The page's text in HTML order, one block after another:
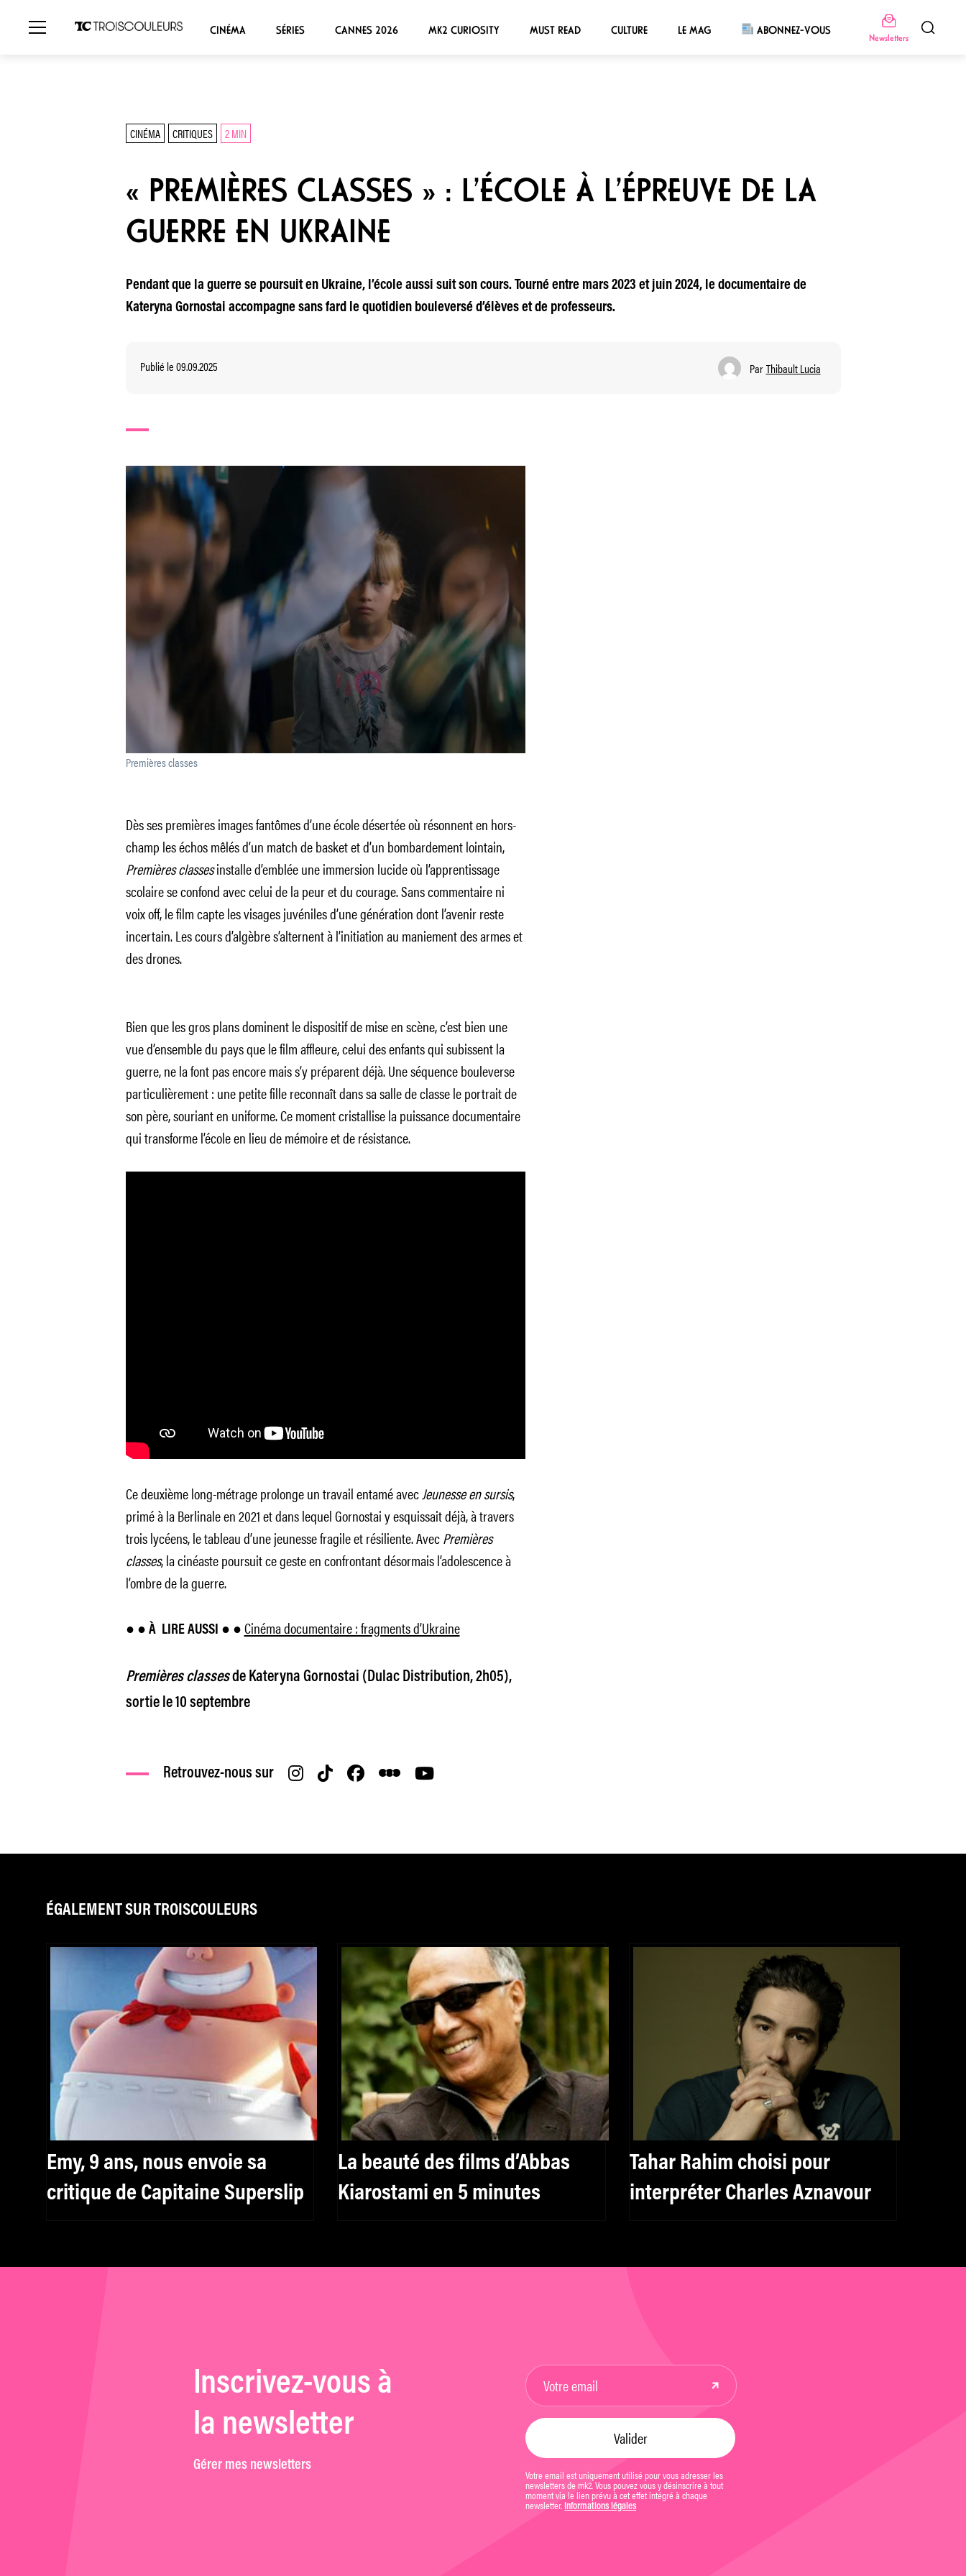
CINÉMA SÉRIES CANNES 2026 MK2 CURIOSITY MUST READ CULTURE LE MAG ABONNEZ-VOUS
Newsletters
CINÉMA CRITIQUES 2 MIN
« PREMIÈRES CLASSES » : L’ÉCOLE À L’ÉPREUVE DE LA
GUERRE EN UKRAINE
Pendant que la guerre se poursuit en Ukraine, l’école aussi suit son cours. Tourné entre mars 2023 et juin 2024, le documentaire de
Kateryna Gornostai accompagne sans fard le quotidien bouleversé d’élèves et de professeurs.
Publié le 09.09.2025 Par Thibault Lucia
Premières classes
Dès ses premières images fantômes d’une école désertée où résonnent en hors-
champ les échos mêlés d’un match de basket et d’un bombardement lointain,
Premières classesinstalle d’emblée une immersion lucide où l’apprentissage
scolaire se confond avec celui de la peur et du courage. Sans commentaire ni
voix off, le film capte les visages juvéniles d’une génération dont l’avenir reste
incertain. Les cours d’algèbre s’alternent à l’initiation au maniement des armes et
des drones.
Bien que les gros plans dominent le dispositif de mise en scène, c’est bien une
vue d’ensemble du pays que le film affleure, celui des enfants qui subissent la
guerre, ne la font pas encore mais s’y préparent déjà. Une séquence bouleverse
particulièrement : une petite fille reconnaît dans sa salle de classe le portrait de
son père, souriant en uniforme. Ce moment cristallise la puissance documentaire
qui transforme l’école en lieu de mémoire et de résistance.
Ce deuxième long-métrage prolonge un travail entamé avecJeunesse en sursis,
primé à la Berlinale en 2021 et dans lequel Gornostai y esquissait déjà, à travers
trois lycéens, le tableau d’une jeunesse fragile et résiliente. AvecPremières
classes, la cinéaste poursuit ce geste en confrontant désormais l’adolescence à
l’ombre de la guerre.
● ● À LIRE AUSSI ● ● Cinéma documentaire : fragments d’Ukraine
Premières classesde Kateryna Gornostai (Dulac Distribution, 2h05),
sortie le 10 septembre
Retrouvez-nous sur
ÉGALEMENT SUR TROISCOULEURS
Emy, 9 ans, nous envoie sa
critique de Capitaine Superslip
La beauté des films d’Abbas
Kiarostami en 5 minutes
Tahar Rahim choisi pour
interpréter Charles Aznavour
Inscrivez-vous à
la newsletter
Gérer mes newsletters
Votre email est uniquement utilisé pour vous adresser les
newsletters de mk2. Vous pouvez vous y désinscrire à tout
moment via le lien prévu à cet effet intégré à chaque
newsletter. Informations légales